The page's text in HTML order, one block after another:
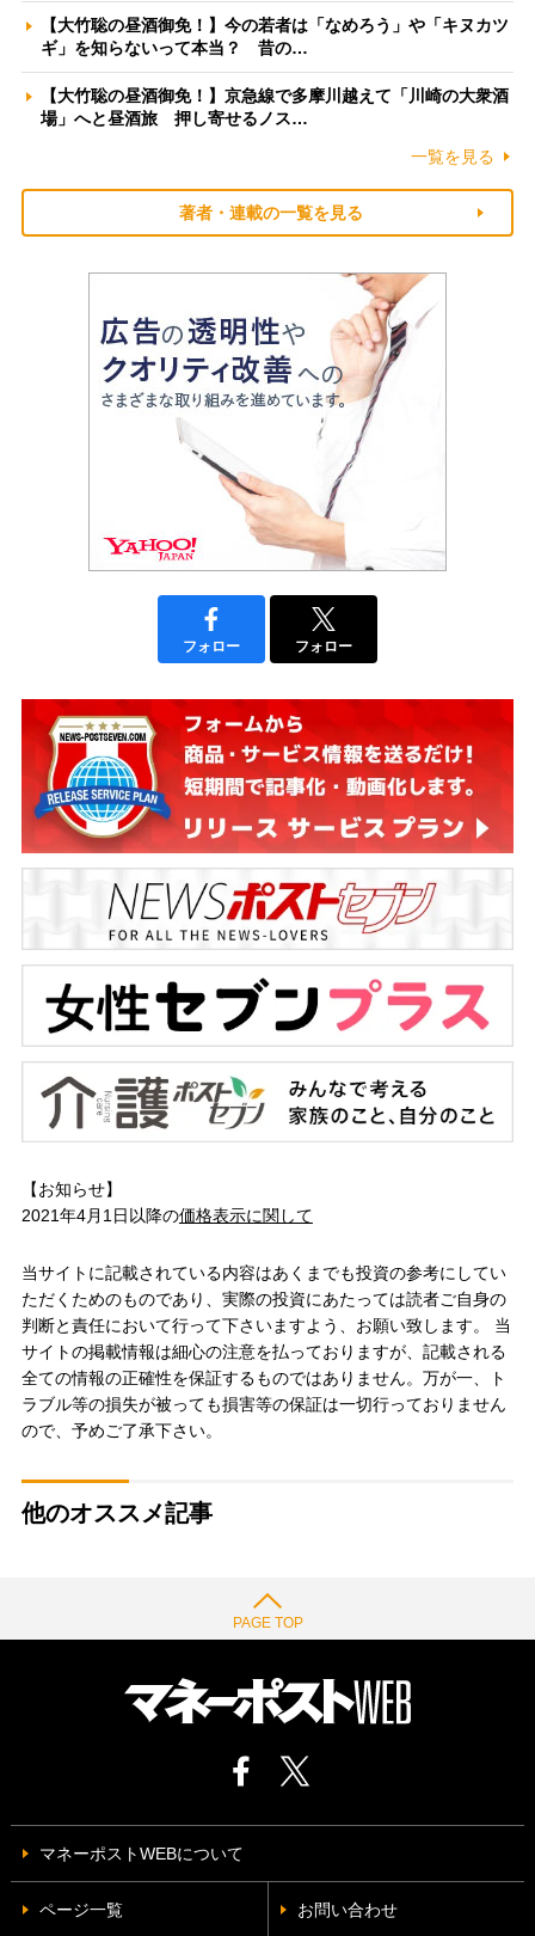
【大竹聡の昼酒御免！】今の若者は「なめろう」や「キヌカツ
ギ」を知らないって本当？ 昔の…
【大竹聡の昼酒御免！】京急線で多摩川越えて「川崎の大衆酒
場」へと昼酒旅 押し寄せるノス…
一覧を見る
著者・連載の一覧を見る
フォロー フォロー
【お知らせ】
2021年4月1日以降の価格表示に関して
当サイトに記載されている内容はあくまでも投資の参考にしてい
ただくためのものであり、実際の投資にあたっては読者ご自身の
判断と責任において行って下さいますよう、お願い致します。 当
サイトの掲載情報は細心の注意を払っておりますが、記載される
全ての情報の正確性を保証するものではありません。万が一、ト
ラブル等の損失が被っても損害等の保証は一切行っておりません
ので、予めご了承下さい。
他のオススメ記事
PAGE TOP
マネーポストWEBについて
ページ一覧 お問い合わせ